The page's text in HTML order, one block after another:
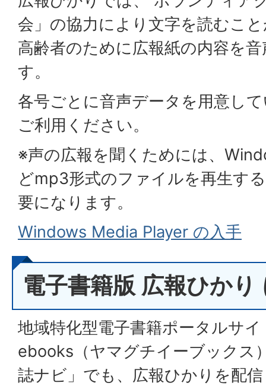
会」の協力により文字を読むこ
高齢者のために広報紙の内容を
す。
各号ごとに音声データを用意し
ご利用ください。
※声の広報を聞くためには、
どmp3形式のファイルを再生す
要になります。
Windows Media Player の入手
電子書籍版 広報ひかり
地域特化型電子書籍ポータルサ
ebooks（ヤマグチイーブックス
誌ナビ」でも、広報ひかりを配